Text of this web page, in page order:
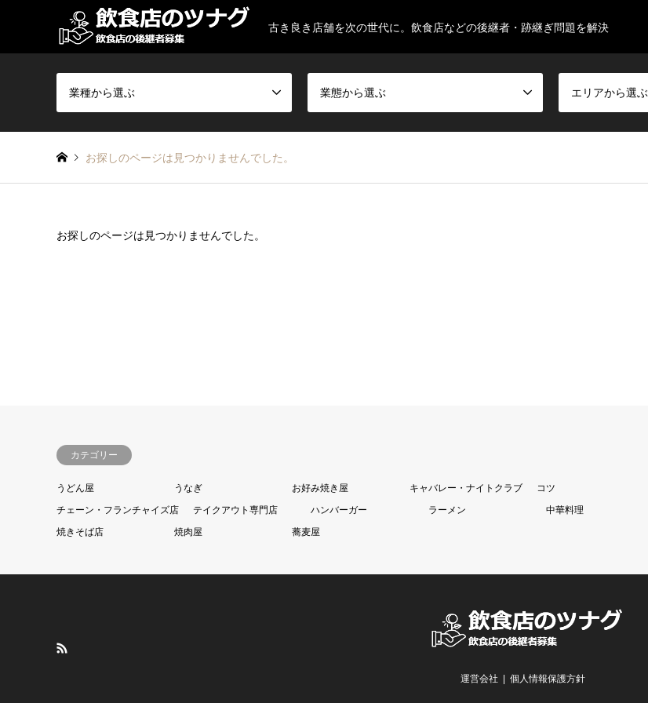
古き良き店舗を次の世代に。飲食店などの後継者・跡継ぎ問題を解決
業種から選ぶ 業態から選ぶ エリアから選ぶ
お探しのページは見つかりませんでした。
お探しのページは見つかりませんでした。
カテゴリー
うどん屋 うなぎ お好み焼き屋 キャバレー・ナイトクラブ コツ
チェーン・フランチャイズ店
テイクアウト専門店 ハンバーガー ラーメン 中華料理
焼きそば店
焼肉屋 蕎麦屋
運営会社 個人情報保護方針